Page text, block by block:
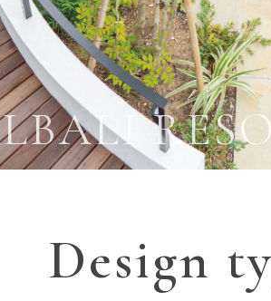
Design